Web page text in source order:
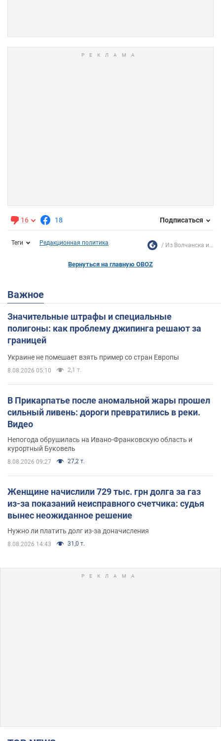
16 18 Подписаться
Теги Редакционная политика Из Волчанска и...
Вернуться на главную OBOZ
Важное
Значительные штрафы и специальные
полигоны: как проблему джипинга решают за
границей
Украине не помешает взять пример со стран Европы
8.08.2026 05:10 2,1 т.
В Прикарпатье после аномальной жары прошел
сильный ливень: дороги превратились в реки.
Видео
Непогода обрушилась на Ивано-Франковскую область и
курортный Буковель
8.08.2026 09:27 27,2 т.
Женщине начислили 729 тыс. грн долга за газ
из-за показаний неисправного счетчика: судья
вынес неожиданное решение
Нужно ли платить долг из-за доначисления
8.08.2026 14:43 31,0 т.